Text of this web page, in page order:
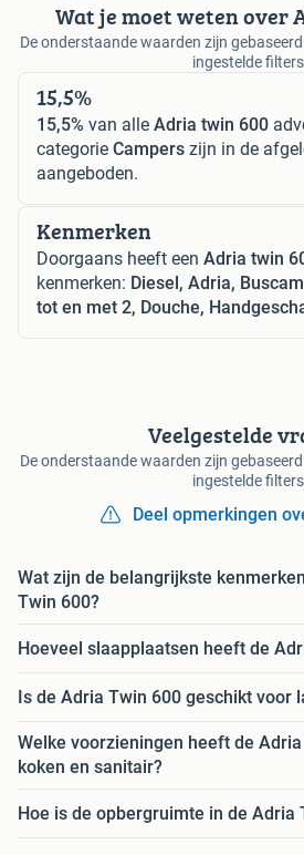
Wat je moet weten over
De onderstaande waarden zijn
ingestelde filters
15,5%
15,5% van alle Adria twin 600
categorie Campers zijn in de
aangeboden.
Kenmerken
Doorgaans heeft een Adria twin
kenmerken: Diesel, Adria,
tot en met 2, Douche,
Veelgestelde
De onderstaande waarden zijn
ingestelde filters
Deel opmerkingen
Wat zijn de belangrijkste
Twin 600?
Hoeveel slaapplaatsen heeft de
Is de Adria Twin 600 geschikt voor
Welke voorzieningen heeft de
koken en sanitair?
Hoe is de opbergruimte in de Adria